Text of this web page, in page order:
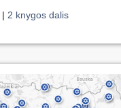
| 2 knygos dalis